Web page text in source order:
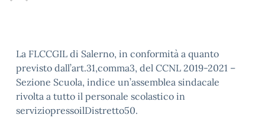
La FLCCGIL di Salerno, in conformità a quanto
previsto dall’art.31,comma3, del CCNL 2019-2021 –
Sezione Scuola, indice un’assemblea sindacale
rivolta a tutto il personale scolastico in
serviziopressoilDistretto50.